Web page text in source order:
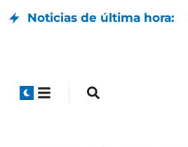
Noticias de última hora: